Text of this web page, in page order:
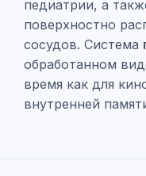
педиатрии, а
поверхностно
сосудов. Система
обработанном
время как для
внутренней